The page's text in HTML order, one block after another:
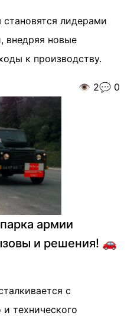
лидерами
внедряя новые
к производству.
👁️ 2💬 0
армии
и решения! 🚗
с
технического